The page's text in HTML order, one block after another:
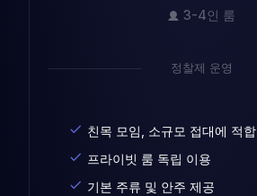
3-4인 룸
정찰제 운영
친목 모임, 소규모 접대에 적합
프라이빗 룸 독립 이용
기본 주류 및 안주 제공